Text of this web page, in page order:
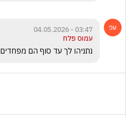
03:47 - 04.05.2026
עמוס פלח
נתניהו לך עד סוף הם מפחדים